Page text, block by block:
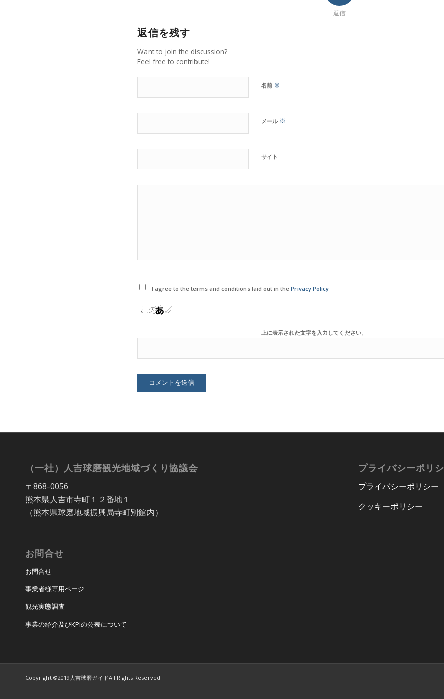
返信
返信を残す
Want to join the discussion?
Feel free to contribute!
名前 ※
メール ※
サイト
I agree to the terms and conditions laid out in the Privacy Policy
上に表示された文字を入力してください。
（一社）人吉球磨観光地域づくり協議会
〒868-0056
熊本県人吉市寺町１２番地１
（熊本県球磨地域振興局寺町別館内）
お問合せ
お問合せ
事業者様専用ページ
観光実態調査
事業の紹介及びKPIの公表について
プライバシーポリシ
プライバシーポリシー
クッキーポリシー
Copyright ©2019人吉球磨ガイドAll Rights Reserved.